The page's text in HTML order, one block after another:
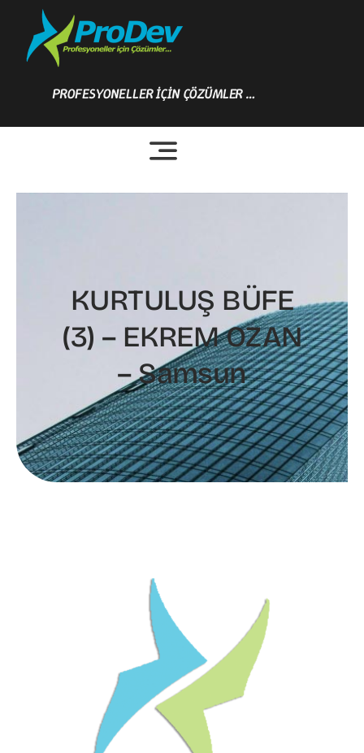
content
PROFESYONELLER İÇİN ÇÖZÜMLER …
KURTULUŞ BÜFE
(3) – EKREM OZAN
– Samsun